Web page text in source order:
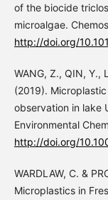
of the biocide
microalgae.
http://doi.org/
WANG, Z., QIN, Y.,
(2019).
observation in lake
Environmental
http://doi.org/
WARDLAW, C. &
Microplastics in